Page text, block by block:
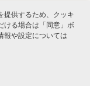
提供するため、クッキ
ける場合は「同意」ボ
報や設定については